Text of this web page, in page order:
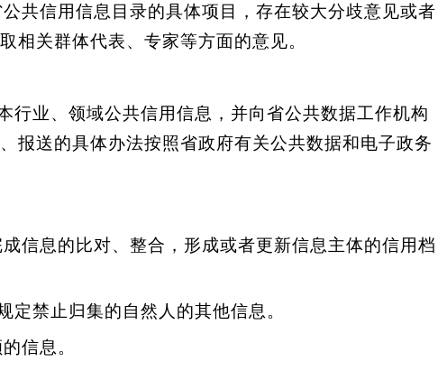
共信用信息目录的具体项目，存在较大分歧意见或者
相关群体代表、专家等方面的意见。
业、领域公共信用信息，并向省公共数据工作机构
报送的具体办法按照省政府有关公共数据和电子政务
信息的比对、整合，形成或者更新信息主体的信用档
禁止归集的自然人的其他信息。
信息。